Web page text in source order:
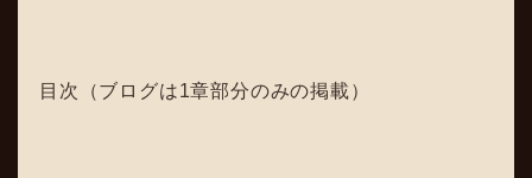
目次（ブログは1章部分のみの掲載）